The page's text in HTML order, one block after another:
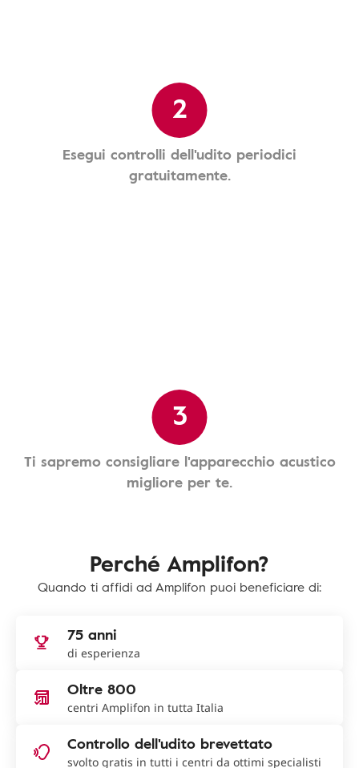
2
Esegui controlli dell'udito periodici
gratuitamente.
3
Ti sapremo consigliare l'apparecchio acustico
migliore per te.
Perché Amplifon?
Quando ti affidi ad Amplifon puoi beneficiare di:
75 anni
di esperienza
Oltre 800
centri Amplifon in tutta Italia
Controllo dell'udito brevettato
svolto gratis in tutti i centri da ottimi specialisti